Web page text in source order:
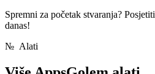
Spremni za početak stvaranja? Posjetiti
danas!
№ Alati